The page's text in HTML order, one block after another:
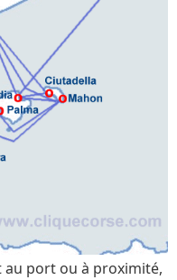
au port ou à proximité,